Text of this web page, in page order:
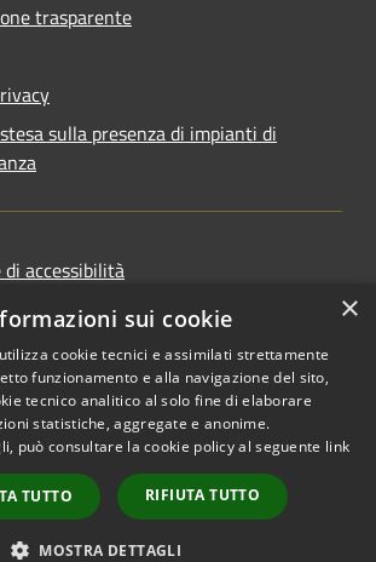
trasparente
sulla presenza di impianti di
accessibilità
Copyright © 2026 • Comune di
Rialto • Powered by
Municipium•
Accesso
redazione
×
sui cookie
cookie tecnici e assimilati strettamente
funzionamento e alla navigazione del sito,
tecnico analitico al solo fine di elaborare
statistiche, aggregate e anonime.
può consultare la cookie policy al seguente link
TUTTO RIFIUTA TUTTO
MOSTRA DETTAGLI